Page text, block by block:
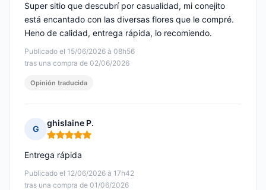
Publicado el 15/06/2026 à 08h56
tras una compra de 02/06/2026
Super sitio que descubrí por casualidad, mi conejito
está encantado con las diversas flores que le compré.
Heno de calidad, entrega rápida, lo recomiendo.
Opinión traducida
G
ghislaine P.
Nota: 5 de 5
Publicado el 12/06/2026 à 17h42
tras una compra de 01/06/2026
Entrega rápida